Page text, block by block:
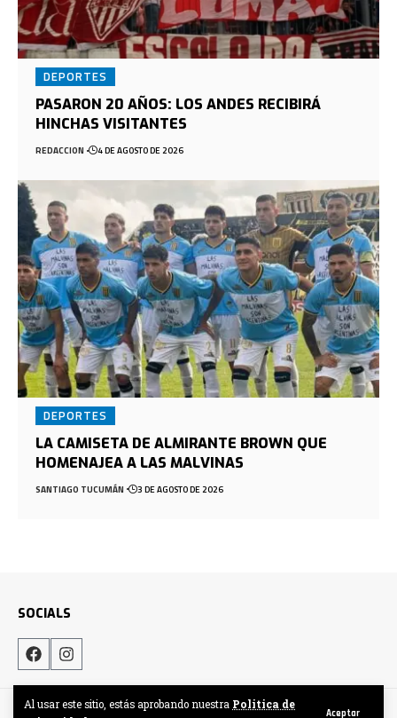
Al usar este sitio, estás aprobando nuestra Politica de
Aceptar
DEPORTES
PASARON 20 AÑOS: LOS ANDES RECIBIRÁ
HINCHAS VISITANTES
REDACCION 4 DE AGOSTO DE 2026
DEPORTES
LA CAMISETA DE ALMIRANTE BROWN QUE
HOMENAJEA A LAS MALVINAS
SANTIAGO TUCUMÁN 3 DE AGOSTO DE 2026
SOCIALS
Hecho por DigitalCrew